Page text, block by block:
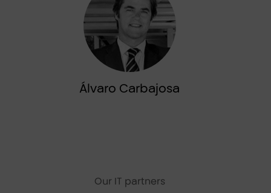
Álvaro Carbajosa
Our IT partners